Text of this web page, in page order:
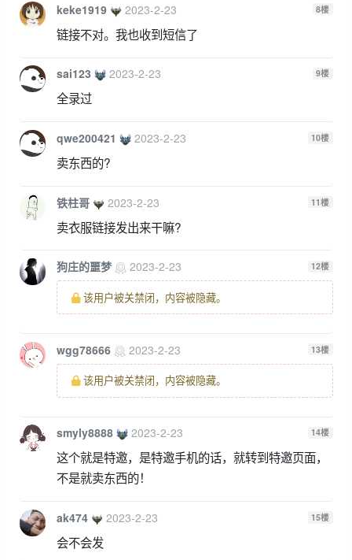
keke1919 2023-2-23 8楼
链接不对。我也收到短信了
sai123 2023-2-23 9楼
全录过
qwe200421 2023-2-23 10楼
卖东西的?
铁柱哥 2023-2-23 11楼
卖衣服链接发出来干嘛?
狗庄的噩梦 2023-2-23 12楼
该用户被关禁闭，内容被隐藏。
wgg78666 2023-2-23 13楼
该用户被关禁闭，内容被隐藏。
smyly8888 2023-2-23 14楼
这个就是特邀，是特邀手机的话，就转到特邀页面，
不是就卖东西的！
ak474 2023-2-23 15楼
会不会发